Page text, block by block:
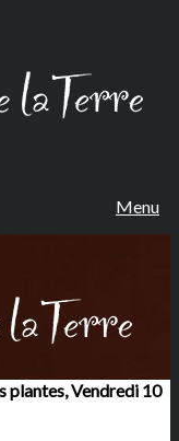
Menu
plantes, Vendredi 10